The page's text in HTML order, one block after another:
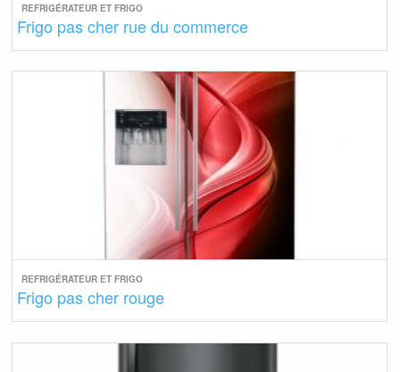
REFRIGÉRATEUR ET FRIGO
Frigo pas cher rue du commerce
REFRIGÉRATEUR ET FRIGO
Frigo pas cher rouge